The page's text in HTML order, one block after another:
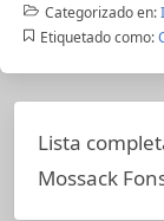
Categorizado en:
Etiquetado como:
Lista
Mossack